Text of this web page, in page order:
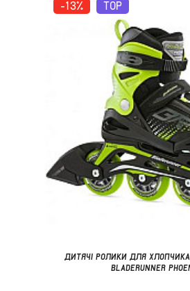
-13% TOP
ДИТЯЧІ РОЛИКИ ДЛЯ ХЛОПЧИКА
BLADERUNNER